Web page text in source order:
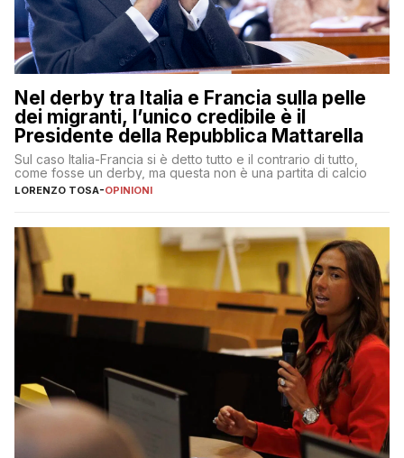
Nel derby tra Italia e Francia sulla pelle
dei migranti, l’unico credibile è il
Presidente della Repubblica Mattarella
Sul caso Italia-Francia si è detto tutto e il contrario di tutto,
come fosse un derby, ma questa non è una partita di calcio
LORENZO TOSA-OPINIONI